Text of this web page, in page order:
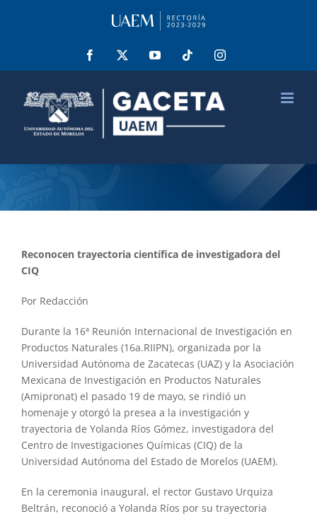
Facebook YouTube Tiktok Instagram
Reconocen trayectoria científica de investigadora del
CIQ
Por Redacción
Durante la 16ª Reunión Internacional de Investigación en
Productos Naturales (16a.RIIPN), organizada por la
Universidad Autónoma de Zacatecas (UAZ) y la Asociación
Mexicana de Investigación en Productos Naturales
(Amipronat) el pasado 19 de mayo, se rindió un
homenaje y otorgó la presea a la investigación y
trayectoria de Yolanda Ríos Gómez, investigadora del
Centro de Investigaciones Químicas (CIQ) de la
Universidad Autónoma del Estado de Morelos (UAEM).
En la ceremonia inaugural, el rector Gustavo Urquiza
Beltrán, reconoció a Yolanda Ríos por su trayectoria